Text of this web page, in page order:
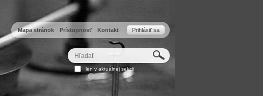
Prihlásiť sa
Mapa stránok Prístupnosť Kontakt
Hľadať
len v aktuálnej sekcii
Rozšírené
vyhľadávanie...